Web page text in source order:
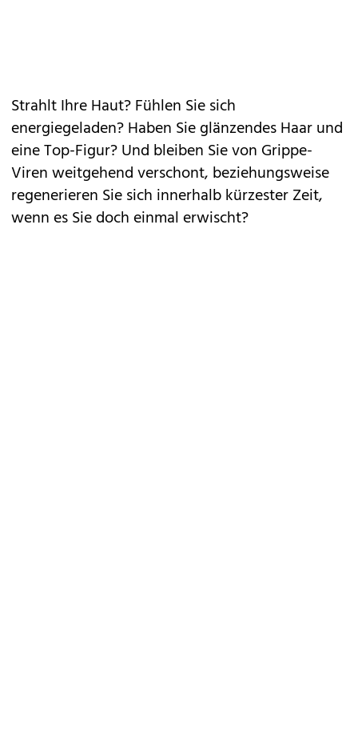
Strahlt Ihre Haut? Fühlen Sie sich
energiegeladen? Haben Sie glänzendes Haar und
eine Top-Figur? Und bleiben Sie von Grippe-
Viren weitgehend verschont, beziehungsweise
regenerieren Sie sich innerhalb kürzester Zeit,
wenn es Sie doch einmal erwischt?